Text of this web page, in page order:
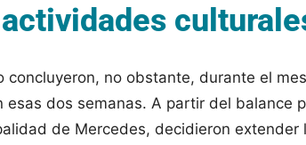
concluyeron, no obstante, durante el
esas dos semanas. A partir del balance
de Mercedes, decidieron